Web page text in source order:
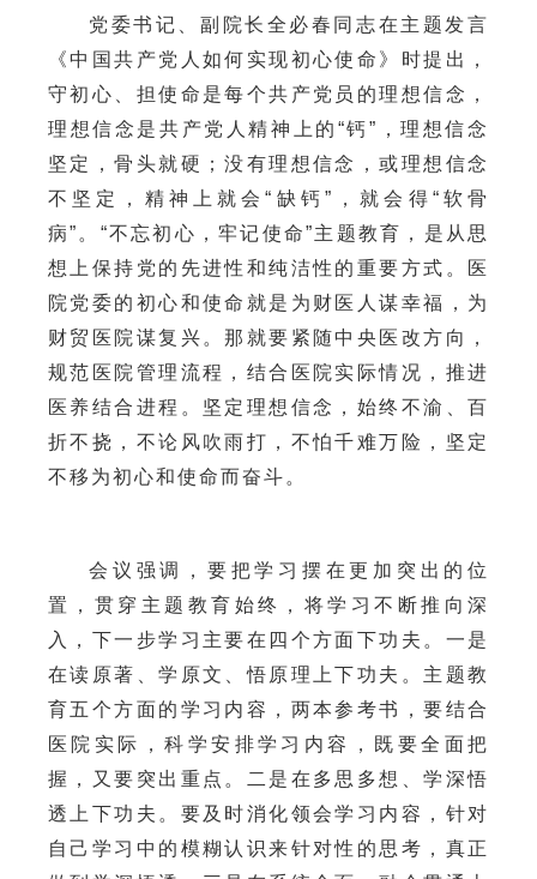
党委书记、副院长全必春同志在主题发言
《中国共产党人如何实现初心使命》时提出，
守初心、担使命是每个共产党员的理想信念，
理想信念是共产党人精神上的 “钙” ，理想信念
坚定，骨头就硬；没有理想信念，或理想信念
不坚定，精神上就会“ 缺钙 ” ，就会得 “ 软骨
病” 。 “不忘初心，牢记使命”主题教育，是从思
想上保持党的先进性和纯洁性的重要方式。医
院党委的初心和使命就是为财医人谋幸福，为
财贸医院谋复兴。那就要紧随中央医改方向，
规范医院管理流程，结合医院实际情况，推进
医养结合进程。坚定理想信念，始终不渝、百
折不挠，不论风吹雨打，不怕千难万险，坚定
不移为初心和使命而奋斗。
会议强调， 要把学习摆在更加突出的位
置，贯穿主题教育始终，将学习不断推向深
入，下一步学习主要在四个方面下功夫。一是
在读原著、学原文、悟原理上下功夫。主题教
育五个方面的学习内容，两本参考书，要结合
医院 实际，科学安排学习内容，既要全面把
握，又要突出重点。二是在多思多想、学深悟
透上下功夫。要及时消化领会学习内容，针对
自己学习中的模糊认识来针对性的思考，真正